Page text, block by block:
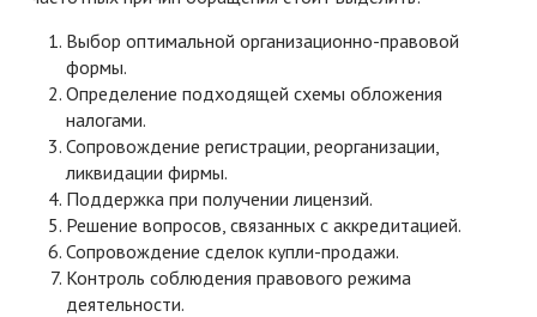
Выбор оптимальной организационно-правовой
формы.
Определение подходящей схемы обложения
налогами.
Сопровождение регистрации, реорганизации,
ликвидации фирмы.
Поддержка при получении лицензий.
Решение вопросов, связанных с аккредитацией.
Сопровождение сделок купли-продажи.
Контроль соблюдения правового режима
деятельности.